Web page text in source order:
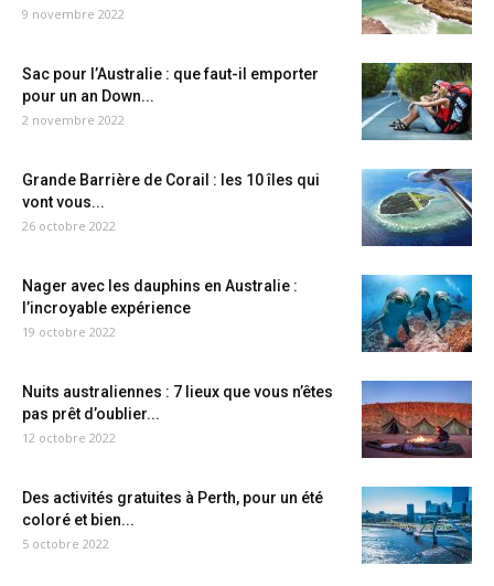
9 novembre 2022
Sac pour l’Australie : que faut-il emporter
pour un an Down...
2 novembre 2022
Grande Barrière de Corail : les 10 îles qui
vont vous...
26 octobre 2022
Nager avec les dauphins en Australie :
l’incroyable expérience
19 octobre 2022
Nuits australiennes : 7 lieux que vous n’êtes
pas prêt d’oublier...
12 octobre 2022
Des activités gratuites à Perth, pour un été
coloré et bien...
5 octobre 2022